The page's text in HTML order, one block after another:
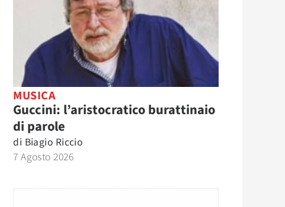
MUSICA
Guccini: l’aristocratico burattinaio
di parole
di Biagio Riccio
7 Agosto 2026